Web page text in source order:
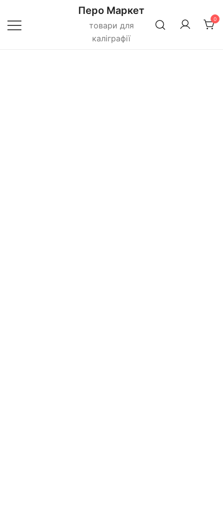
до
вмісту
Перо Маркет
товари для
каліграфії
0